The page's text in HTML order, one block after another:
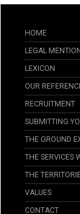
HOME
LEGAL
LEXICON
OUR
RECRUITMENT
SUBMITTING
THE GROUND
THE SERVICES
THE
VALUES
CONTACT